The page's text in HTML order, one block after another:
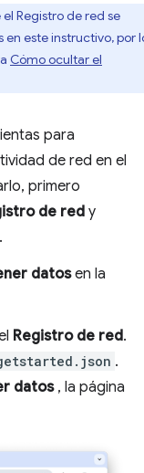
Registro de red se
en este instructivo, por
Cómo ocultar el
para
de red en el
primero
de red y
datosen la
Registro de red.
.
datos, la página